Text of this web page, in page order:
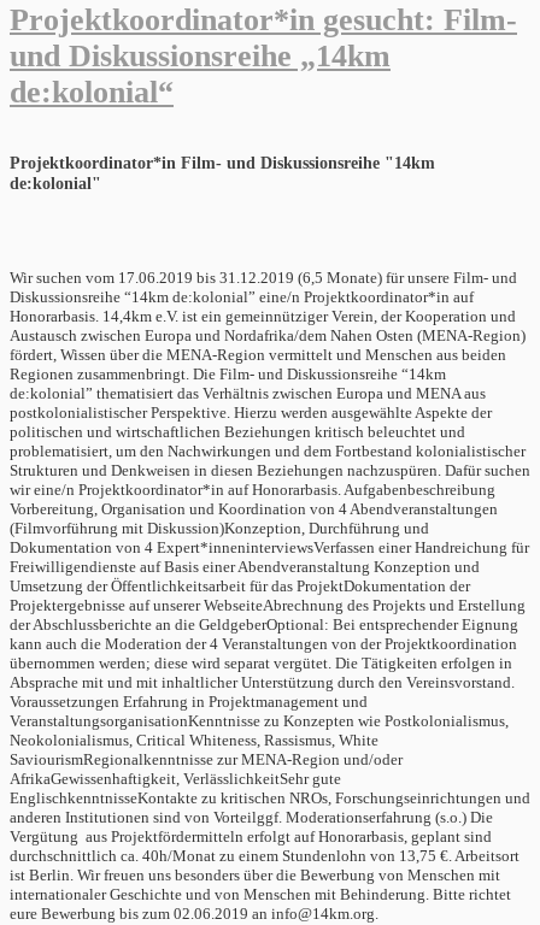
Projektkoordinator*in gesucht: Film-
und Diskussionsreihe „14km
de:kolonial“
Projektkoordinator*in Film- und Diskussionsreihe "14km
de:kolonial"
Wir suchen vom 17.06.2019 bis 31.12.2019 (6,5 Monate) für unsere Film- und
Diskussionsreihe “14km de:kolonial” eine/n Projektkoordinator*in auf
Honorarbasis. 14,4km e.V. ist ein gemeinnütziger Verein, der Kooperation und
Austausch zwischen Europa und Nordafrika/dem Nahen Osten (MENA-Region)
fördert, Wissen über die MENA-Region vermittelt und Menschen aus beiden
Regionen zusammenbringt. Die Film- und Diskussionsreihe “14km
de:kolonial” thematisiert das Verhältnis zwischen Europa und MENA aus
postkolonialistischer Perspektive. Hierzu werden ausgewählte Aspekte der
politischen und wirtschaftlichen Beziehungen kritisch beleuchtet und
problematisiert, um den Nachwirkungen und dem Fortbestand kolonialistischer
Strukturen und Denkweisen in diesen Beziehungen nachzuspüren. Dafür suchen
wir eine/n Projektkoordinator*in auf Honorarbasis. Aufgabenbeschreibung
Vorbereitung, Organisation und Koordination von 4 Abendveranstaltungen
(Filmvorführung mit Diskussion)Konzeption, Durchführung und
Dokumentation von 4 Expert*inneninterviewsVerfassen einer Handreichung für
Freiwilligendienste auf Basis einer Abendveranstaltung Konzeption und
Umsetzung der Öffentlichkeitsarbeit für das ProjektDokumentation der
Projektergebnisse auf unserer WebseiteAbrechnung des Projekts und Erstellung
der Abschlussberichte an die GeldgeberOptional: Bei entsprechender Eignung
kann auch die Moderation der 4 Veranstaltungen von der Projektkoordination
übernommen werden; diese wird separat vergütet. Die Tätigkeiten erfolgen in
Absprache mit und mit inhaltlicher Unterstützung durch den Vereinsvorstand.
Voraussetzungen Erfahrung in Projektmanagement und
VeranstaltungsorganisationKenntnisse zu Konzepten wie Postkolonialismus,
Neokolonialismus, Critical Whiteness, Rassismus, White
SaviourismRegionalkenntnisse zur MENA-Region und/oder
AfrikaGewissenhaftigkeit, VerlässlichkeitSehr gute
EnglischkenntnisseKontakte zu kritischen NROs, Forschungseinrichtungen und
anderen Institutionen sind von Vorteilggf. Moderationserfahrung (s.o.) Die
Vergütung aus Projektfördermitteln erfolgt auf Honorarbasis, geplant sind
durchschnittlich ca. 40h/Monat zu einem Stundenlohn von 13,75 €. Arbeitsort
ist Berlin. Wir freuen uns besonders über die Bewerbung von Menschen mit
internationaler Geschichte und von Menschen mit Behinderung. Bitte richtet
eure Bewerbung bis zum 02.06.2019 an info@14km.org.